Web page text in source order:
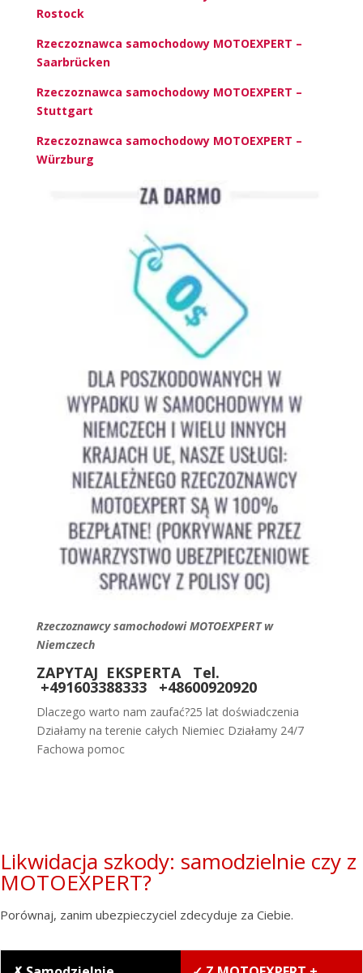
Rostock
Rzeczoznawca samochodowy MOTOEXPERT –
Saarbrücken
Rzeczoznawca samochodowy MOTOEXPERT –
Stuttgart
Rzeczoznawca samochodowy MOTOEXPERT –
Würzburg
Rzeczoznawcy samochodowi MOTOEXPERT w
Niemczech
ZAPYTAJ EKSPERTA Tel.
+491603388333 +48600920920
Dlaczego warto nam zaufać?25 lat doświadczenia
Działamy na terenie całych Niemiec Działamy 24/7
Fachowa pomoc
Likwidacja szkody: samodzielnie czy z
MOTOEXPERT?
Porównaj, zanim ubezpieczyciel zdecyduje za Ciebie.